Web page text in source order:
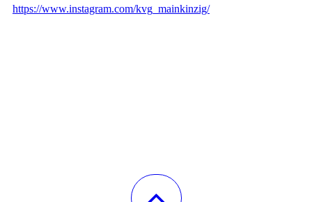
https://www.instagram.com/kvg_mainkinzig/